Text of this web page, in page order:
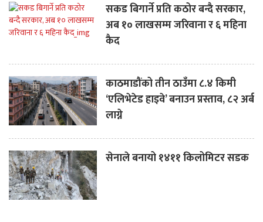
सकड बिगार्ने प्रति कठोर बन्दै सरकार,
अब १० लाखसम्म जरिवाना र ६ महिना
कैद
काठमाडौंको तीन ठाउँमा ८.४ किमी
‘एलिभेटेड हाइवे’ बनाउन प्रस्ताव, ८२ अर्ब
लाग्ने
सेनाले बनायो १४११ किलोमिटर सडक